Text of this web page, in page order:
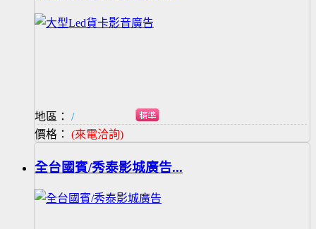
地區：
/
價格： (來電洽詢)
全台國賓/秀泰影城廣告...